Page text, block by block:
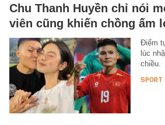
Chu Thanh Huyền chỉ nói
viên cũng khiến chồng ấm
Điểm
lúc
chiều.
SPORT